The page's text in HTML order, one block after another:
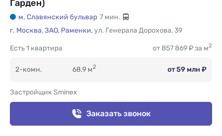
Гарден)
м. Славянский бульвар 7 мин.
г. Москва,ЗАО, Раменки,ул. Генерала Дорохова,39
1 квартира
Есть от 857 869 ₽ за м2
2-комн. 68.9 м2 от 59 млн ₽
Застройщик Sminex
Заказать звонок